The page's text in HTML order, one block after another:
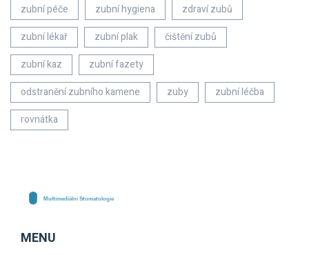
zubní péče
zubní hygiena
zdraví zubů
zubní lékař
zubní plak
čištění zubů
zubní kaz
zubní fazety
odstranění zubního kamene
zuby
zubní léčba
rovnátka
MENU